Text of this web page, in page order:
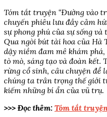
Tóm tắt truyện “Đường vào
chuyến phiêu lưu đầy cảm
sự phong phú của sự sống
Qua ngòi bút tài hoa của Hà
dậy niềm đam mê khám
tò mò, sáng tạo và đoàn
rừng cổ sinh, câu chuyện để
chúng ta trân trọng thế giới
kiếm những bí ẩn của vũ trụ.
>>> Đọc thêm: Tóm tắt